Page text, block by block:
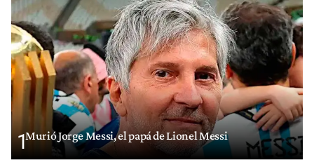
1Murió Jorge Messi, el papá de Lionel Messi